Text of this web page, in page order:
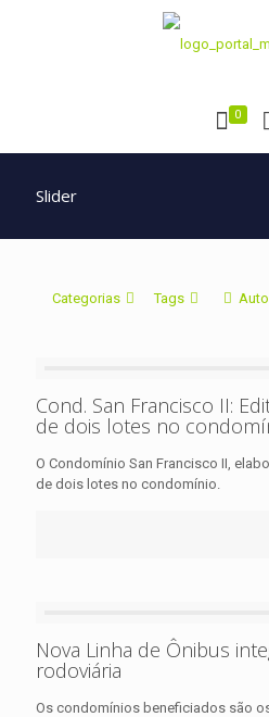
0
Slider
Categorias Tags
Cond. San Francisco II:
de dois lotes no
O Condomínio San Francisco II,
de dois lotes no condomínio.
Nova Linha de Ônibus
rodoviária
Os condomínios beneficiados são